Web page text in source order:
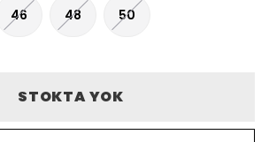
46 48 50
STOKTA YOK